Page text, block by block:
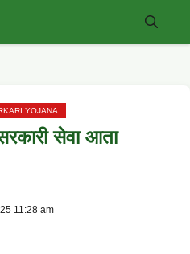
YOJANA
सेवा आता
11:28 am